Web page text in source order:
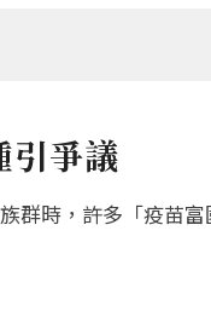
引爭議
群時，許多「疫苗